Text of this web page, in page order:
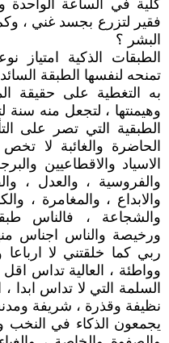
كلية في الساعة
فقير لتزرع بجسد غني ،
البشر ؟
الطبقات الذكية امتياز
تمنحه لنفسها الطبقة
به التغطية على حقيقة
وهيمنتها ، لتجعل منه سنة
الطبقية التي تصر على
الحاضرة والغائبة لا
الاسياد والاقطاعيين
والفروسية ، والعدل ،
والابداع ، والمغامرة ،
والشجاعة ، فالناس
ورخيصة والناس اجناس
ربي كما خلقتني لا
وواطئة ، العالية تداس
السلمة التي لا تداس ابدا
نظيفة وقذرة ، شريفة
يجمعون الذكاء في النخب